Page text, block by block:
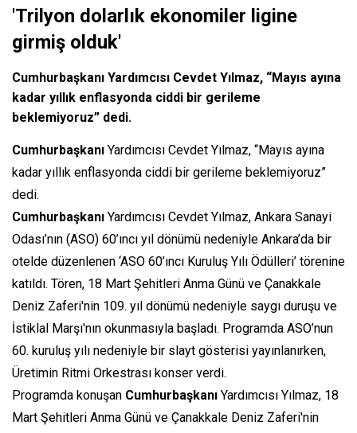
'Trilyon dolarlık ekonomiler ligine
girmiş olduk'
Cumhurbaşkanı Yardımcısı Cevdet Yılmaz, “Mayıs ayına
kadar yıllık enflasyonda ciddi bir gerileme
beklemiyoruz” dedi.
Cumhurbaşkanı Yardımcısı Cevdet Yılmaz, “Mayıs ayına
kadar yıllık enflasyonda ciddi bir gerileme beklemiyoruz”
dedi.
Cumhurbaşkanı Yardımcısı Cevdet Yılmaz, Ankara Sanayi
Odası’nın (ASO) 60’ıncı yıl dönümü nedeniyle Ankara’da bir
otelde düzenlenen ‘ASO 60’ıncı Kuruluş Yılı Ödülleri’ törenine
katıldı. Tören, 18 Mart Şehitleri Anma Günü ve Çanakkale
Deniz Zaferi'nin 109. yıl dönümü nedeniyle saygı duruşu ve
İstiklal Marşı'nın okunmasıyla başladı. Programda ASO’nun
60. kuruluş yılı nedeniyle bir slayt gösterisi yayınlanırken,
Üretimin Ritmi Orkestrası konser verdi.
Programda konuşan Cumhurbaşkanı Yardımcısı Yılmaz, 18
Mart Şehitleri Anma Günü ve Çanakkale Deniz Zaferi'nin